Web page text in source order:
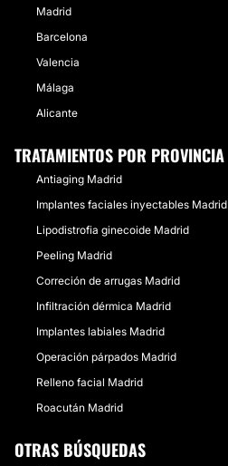
Madrid
Barcelona
Valencia
Málaga
Alicante
TRATAMIENTOS POR PROVINCIA
Antiaging Madrid
Implantes faciales inyectables Madrid
Lipodistrofia ginecoide Madrid
Peeling Madrid
Correción de arrugas Madrid
Infiltración dérmica Madrid
Implantes labiales Madrid
Operación párpados Madrid
Relleno facial Madrid
Roacután Madrid
OTRAS BÚSQUEDAS